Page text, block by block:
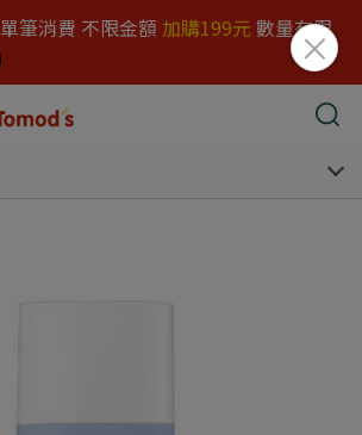
單筆消費 不限金額 加購199元 數量有限